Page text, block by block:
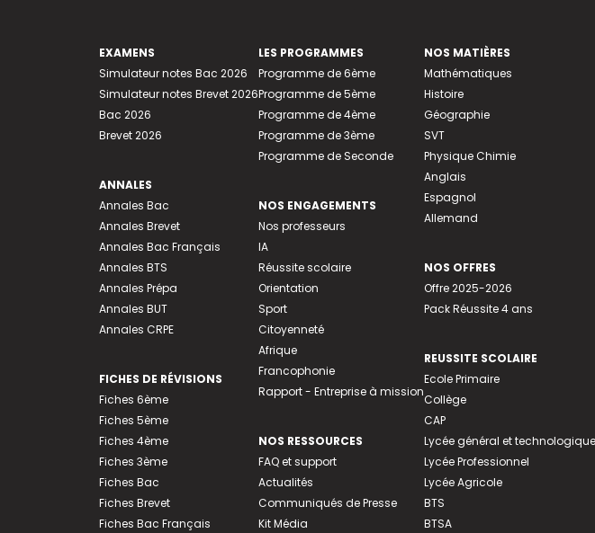
EXAMENS
Simulateur notes Bac 2026
Simulateur notes Brevet 2026
Bac 2026
Brevet 2026
ANNALES
Annales Bac
Annales Brevet
Annales Bac Français
Annales BTS
Annales Prépa
Annales BUT
Annales CRPE
FICHES DE RÉVISIONS
Fiches 6ème
Fiches 5ème
Fiches 4ème
Fiches 3ème
Fiches Bac
Fiches Brevet
Fiches Bac Français
LES PROGRAMMES
Programme de 6ème
Programme de 5ème
Programme de 4ème
Programme de 3ème
Programme de Seconde
NOS ENGAGEMENTS
Nos professeurs
IA
Réussite scolaire
Orientation
Sport
Citoyenneté
Afrique
Francophonie
Rapport - Entreprise à mission
NOS RESSOURCES
FAQ et support
Actualités
Communiqués de Presse
Kit Média
NOS MATIÈRES
Mathématiques
Histoire
Géographie
SVT
Physique Chimie
Anglais
Espagnol
Allemand
NOS OFFRES
Offre 2025-2026
Pack Réussite 4 ans
REUSSITE SCOLAIRE
Ecole Primaire
Collège
CAP
Lycée général et technologique
Lycée Professionnel
Lycée Agricole
BTS
BTSA